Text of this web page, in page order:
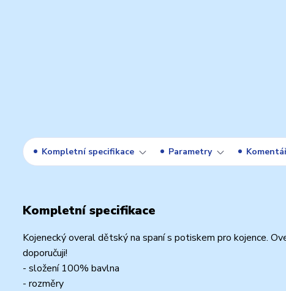
Kompletní specifikace Parametry
Kompletní specifikace
Kojenecký overal dětský na spaní s potiskem pro kojence.
doporučuji!
- složení 100% bavlna
- rozměry